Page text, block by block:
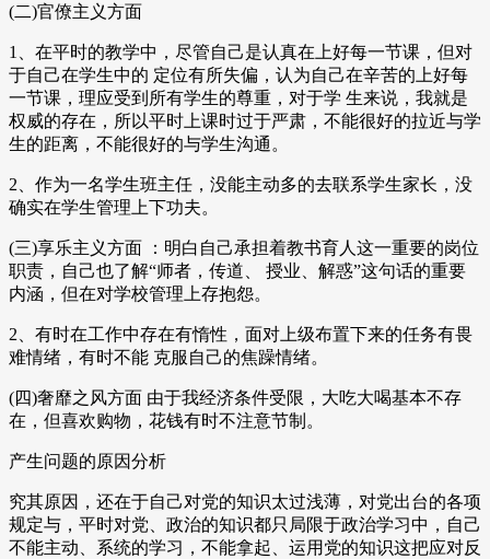
(二)官僚主义方面
1、在平时的教学中，尽管自己是认真在上好每一节课，但对
于自己在学生中的 定位有所失偏，认为自己在辛苦的上好每
一节课，理应受到所有学生的尊重，对于学 生来说，我就是
权威的存在，所以平时上课时过于严肃，不能很好的拉近与学
生的距离，不能很好的与学生沟通。
2、作为一名学生班主任，没能主动多的去联系学生家长，没
确实在学生管理上下功夫。
(三)享乐主义方面 ：明白自己承担着教书育人这一重要的岗位
职责，自己也了解“师者，传道、 授业、解惑”这句话的重要
内涵，但在对学校管理上存抱怨。
2、有时在工作中存在有惰性，面对上级布置下来的任务有畏
难情绪，有时不能 克服自己的焦躁情绪。
(四)奢靡之风方面 由于我经济条件受限，大吃大喝基本不存
在，但喜欢购物，花钱有时不注意节制。
产生问题的原因分析
究其原因，还在于自己对党的知识太过浅薄，对党出台的各项
规定与，平时对党、政治的知识都只局限于政治学习中，自己
不能主动、系统的学习，不能拿起、运用党的知识这把应对反